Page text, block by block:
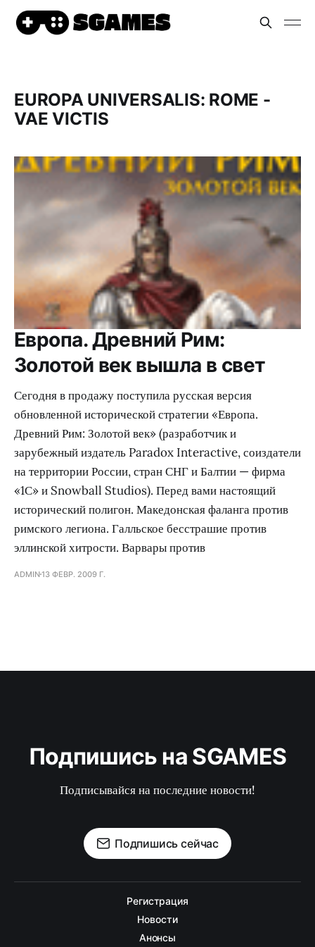
EUROPA UNIVERSALIS: ROME -
VAE VICTIS
Европа. Древний Рим:
Золотой век вышла в свет
Сегодня в продажу поступила русская версия
обновленной исторической стратегии «Европа.
Древний Рим: Золотой век» (разработчик и
зарубежный издатель Paradox Interactive, соиздатели
на территории России, стран СНГ и Балтии — фирма
«1С» и Snowball Studios). Перед вами настоящий
исторический полигон. Македонская фаланга против
римского легиона. Галльское бесстрашие против
эллинской хитрости. Варвары против
ADMIN13 ФЕВР. 2009 Г.
Подпишись на SGAMES
Подписывайся на последние новости!
Подпишись сейчас
Регистрация
Новости
Анонсы